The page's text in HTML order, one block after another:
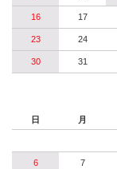
16 17
23 24
30 31
日 月
6 7